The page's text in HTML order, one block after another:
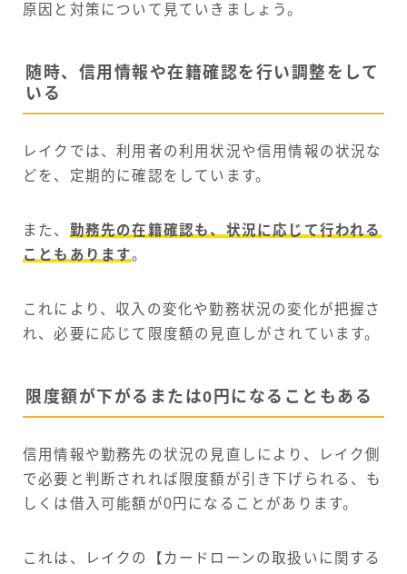
原因と対策について見ていきましょう。
随時、信用情報や在籍確認を行い調整をして
いる
レイクでは、利用者の利用状況や信用情報の状況な
どを、定期的に確認をしています。
また、 勤務先の在籍確認も、状況に応じて行われる
こともあります。
これにより、収入の変化や勤務状況の変化が把握さ
れ、必要に応じて限度額の見直しがされています。
限度額が下がるまたは0円になることもある
信用情報や勤務先の状況の見直しにより、レイク側
で必要と判断されれば限度額が引き下げられる、も
しくは借入可能額が0円になることがあります。
これは、レイクの【カードローンの取扱いに関する